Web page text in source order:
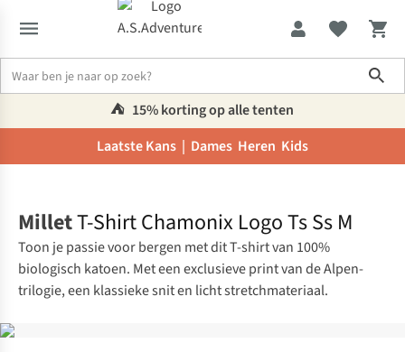
⛺️ 15% korting op alle tenten
Laatste Kans | Dames Heren Kids
MilletT-Shirt Chamonix Logo Ts Ss M
Toon je passie voor bergen met dit T-shirt van 100%
biologisch katoen. Met een exclusieve print van de Alpen-
trilogie, een klassieke snit en licht stretchmateriaal.